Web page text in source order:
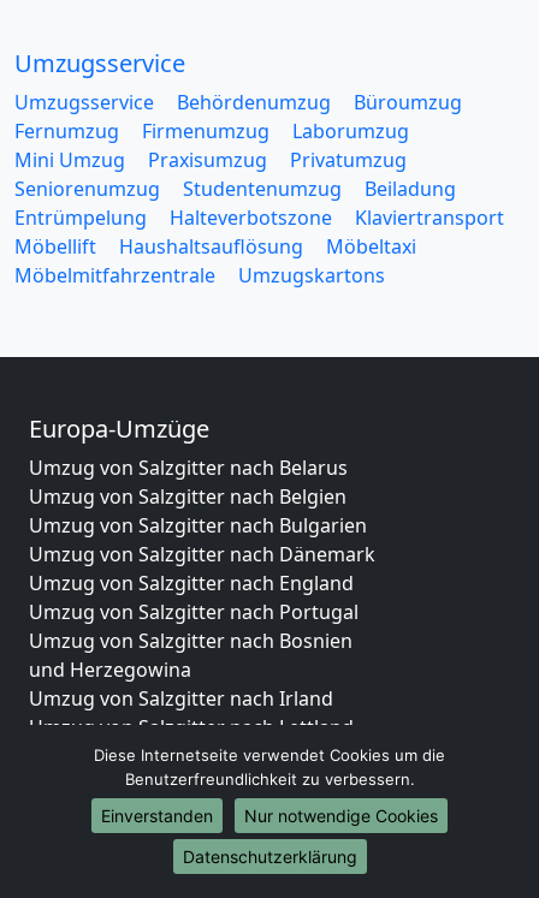
Umzugsservice
Umzugsservice Behördenumzug
Büroumzug
Fernumzug
Firmenumzug
Laborumzug
Mini Umzug
Praxisumzug
Privatumzug
Seniorenumzug
Studentenumzug
Beiladung
Entrümpelung
Halteverbotszone
Klaviertransport
Möbellift
Haushaltsauflösung
Möbeltaxi
Möbelmitfahrzentrale
Umzugskartons
Europa-Umzüge
Umzug von Salzgitter nach Belarus
Umzug von Salzgitter nach Belgien
Umzug von Salzgitter nach Bulgarien
Umzug von Salzgitter nach Dänemark
Umzug von Salzgitter nach England
Umzug von Salzgitter nach Portugal
Umzug von Salzgitter nach Bosnien
und Herzegowina
Umzug von Salzgitter nach Irland
Umzug von Salzgitter nach Lettland
Umzug von Salzgitter nach Zypern
Umzug von Salzgitter nach Kroatien
Umzug von Salzgitter nach Estland
Umzug von Salzgitter nach Finnland
Umzug von Salzgitter nach Frankreich
Diese Internetseite verwendet Cookies um die
Benutzerfreundlichkeit zu verbessern.
Einverstanden
Nur notwendige Cookies
Datenschutzerklärung